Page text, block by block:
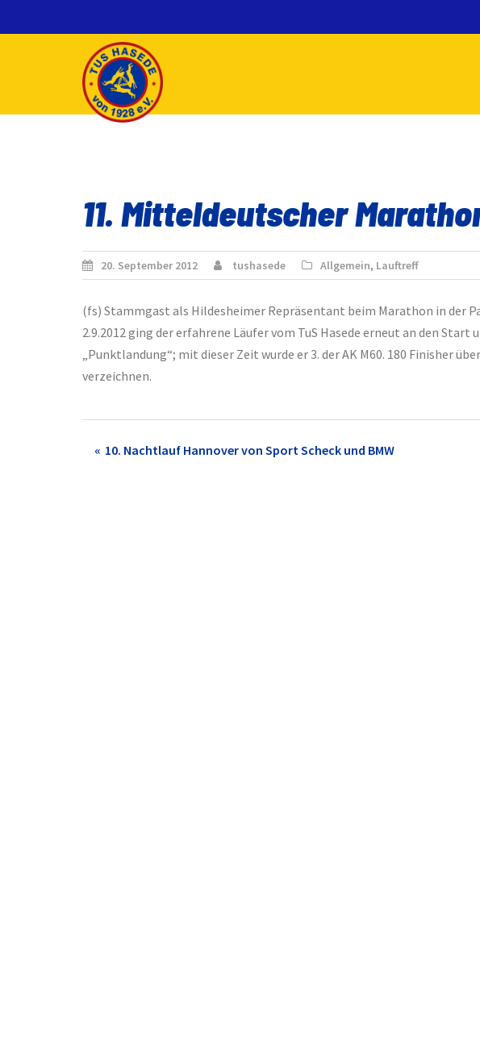
11. Mitteldeutscher
20. September 2012 tushasede Allgemein, Lauftreff
(fs) Stammgast als Hildesheimer Repräsentant beim Marathon in der
2.9.2012 ging der erfahrene Läufer vom TuS Hasede erneut an den
„Punktlandung“; mit dieser Zeit wurde er 3. der AK M60. 180 Finisher
verzeichnen.
Post
10. Nachtlauf Hannover von Sport Scheck und BMW